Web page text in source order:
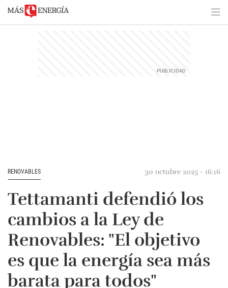
RENOVABLES 30 octubre 2025 - 16:16
Tettamanti defendió los
cambios a la Ley de
Renovables: "El objetivo
es que la energía sea más
barata para todos"